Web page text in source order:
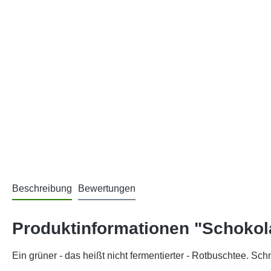
Beschreibung Bewertungen
Produktinformationen
Ein grüner - das heißt nicht fermentierter - Rotbuschtee.